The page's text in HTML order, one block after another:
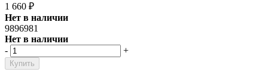
1 660 ₽
Нет в наличии
9896981
Нет в наличии
-
+